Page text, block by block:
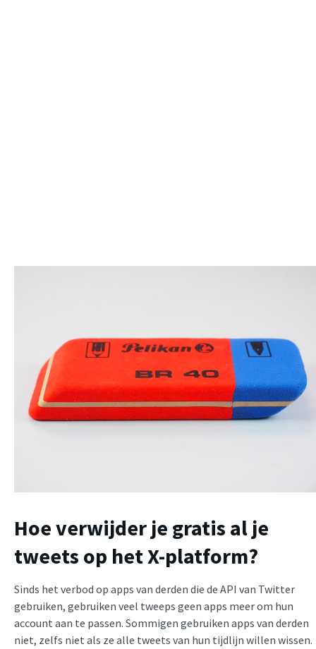
Hoe verwijder je gratis al je
tweets op het X-platform?
Sinds het verbod op apps van derden die de API van Twitter
gebruiken, gebruiken veel tweeps geen apps meer om hun
account aan te passen. Sommigen gebruiken apps van derden
niet, zelfs niet als ze alle tweets van hun tijdlijn willen wissen.